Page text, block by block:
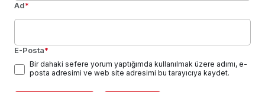
Ad*
E-Posta*
Bir dahaki sefere yorum yaptığımda kullanılmak üzere adımı, e-
posta adresimi ve web site adresimi bu tarayıcıya kaydet.